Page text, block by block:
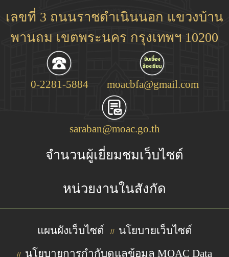
เลขที่ 3 ถนนราชดำเนินนอก แขวงบ้าน
พานถม เขตพระนคร กรุงเทพฯ 10200
0-2281-5884 moacbfa@gmail.com
saraban@moac.go.th
จำนวนผู้เยี่ยมชมเว็บไซต์
หน่วยงานในสังกัด
แผนผังเว็บไซต์ // นโยบายเว็บไซต์
// นโยบายการกำกับดูแลข้อมูล MOAC Data